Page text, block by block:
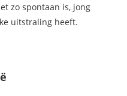
zo spontaan is, jong
uitstraling heeft.